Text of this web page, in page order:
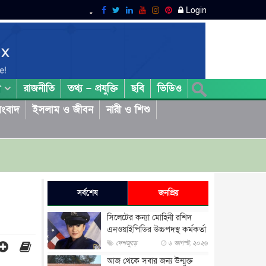
Login
রাজনীতি তথ্য – প্রযুক্তি ছবি
ভিডিও
ইসলাম ও জীবন
নারী ও শিশু
সর্বশেষ জনপ্রিয়
সিলেটের কন্যা মোহিনী রশিদ
এনওয়াইপিডির উচ্চপদস্থ কর্মকর্তা
দেশজুড়ে ৬ আগস্ট, ২০২৬
আজ থেকে সবার জন্য উন্মুক্ত